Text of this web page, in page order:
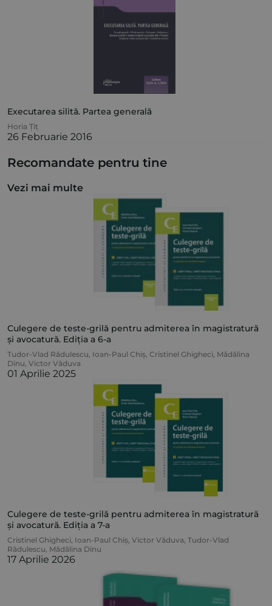
Executarea silită. Partea generală
Horia Țiț
26 Februarie 2016
Recomandate pentru tine
Vezi mai multe
Culegere de teste-grilă pentru admiterea în magistratură
și avocatură. Ediția a 6-a
Tudor-Vlad Rădulescu, Ioan-Paul Chiș, Cristinel Ghigheci, Mădălina
Dinu, Victor Văduva
01 Aprilie 2025
Culegere de teste-grilă pentru admiterea în magistratură
și avocatură. Ediția a 7-a
Cristinel Ghigheci, Ioan-Paul Chiș, Victor Văduva, Tudor-Vlad
Rădulescu, Mădălina Dinu
17 Aprilie 2026